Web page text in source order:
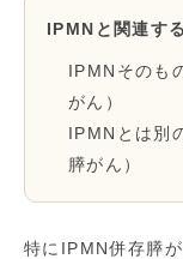
IPMNと関連す
IPMNそのも
がん）
IPMNとは別
膵がん）
特にIPMN併存膵